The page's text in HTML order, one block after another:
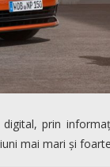
prin
mai mari și